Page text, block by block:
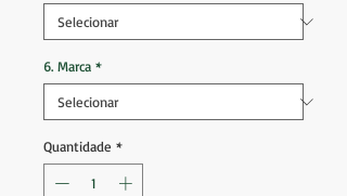
6. Marca *
Quantidade *